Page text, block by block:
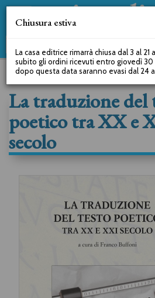
La traduzione del
poetico tra XX e
secolo
Chiusura estiva
La casa editrice rimarrà chiusa dal 3 al
subito gli ordini ricevuti entro giovedì
dopo questa data saranno evasi dal 24